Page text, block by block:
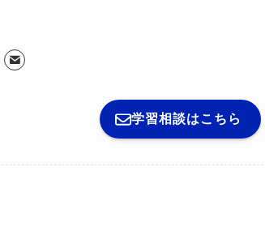
学習相談はこちら